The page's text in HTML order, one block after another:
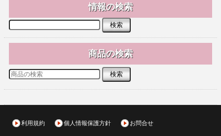
情報の検索
商品の検索
利用規約 個人情報保護方針 お問合せ